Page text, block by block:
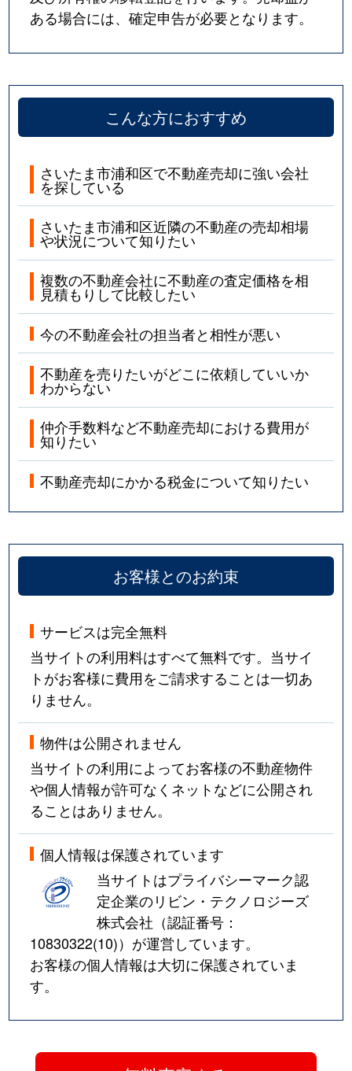
ある場合には、確定申告が必要となります。
こんな方におすすめ
さいたま市浦和区で不動産売却に強い会社
を探している
さいたま市浦和区近隣の不動産の売却相場
や状況について知りたい
複数の不動産会社に不動産の査定価格を相
見積もりして比較したい
今の不動産会社の担当者と相性が悪い
不動産を売りたいがどこに依頼していいか
わからない
仲介手数料など不動産売却における費用が
知りたい
不動産売却にかかる税金について知りたい
お客様とのお約束
サービスは完全無料
当サイトの利用料はすべて無料です。当サイ
トがお客様に費用をご請求することは一切あ
りません。
物件は公開されません
当サイトの利用によってお客様の不動産物件
や個人情報が許可なくネットなどに公開され
ることはありません。
個人情報は保護されています
当サイトはプライバシーマーク認
定企業のリビン・テクノロジーズ
株式会社（認証番号：
10830322(10)）が運営しています。
お客様の個人情報は大切に保護されていま
す。